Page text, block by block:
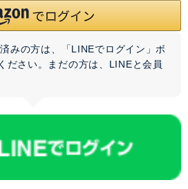
みの方は、「LINEでログイン」ボ
ださい。まだの方は、 LINEと会員